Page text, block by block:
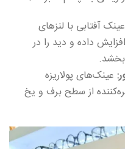
آفتابی با لنزهای
داده و دید را در
بخشد.
عینک‌های پولاریزه
از سطح برف و یخ